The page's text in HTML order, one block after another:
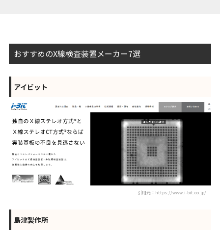
おすすめのX線検査装置メーカー7選
アイビット
引用元：https://www.i-bit.co.jp/
島津製作所